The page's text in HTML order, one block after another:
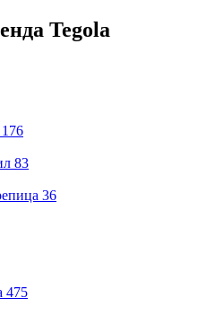
Tegola
176
83
36
475